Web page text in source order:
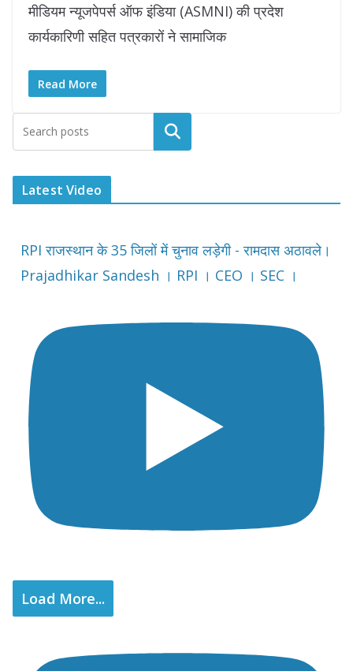
मीडियम न्यूजपेपर्स ऑफ इंडिया (ASMNI) की प्रदेश
कार्यकारिणी सहित पत्रकारों ने सामाजिक
Read More
Latest Video
RPI राजस्थान के 35 जिलों में चुनाव लड़ेगी - रामदास अठावले।
Prajadhikar Sandesh । RPI । CEO । SEC ।
Load More...